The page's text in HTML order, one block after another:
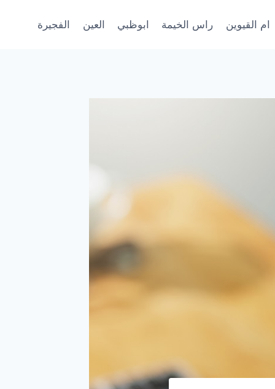
ام القيوين راس الخيمة ابوظبي العين الفجيرة